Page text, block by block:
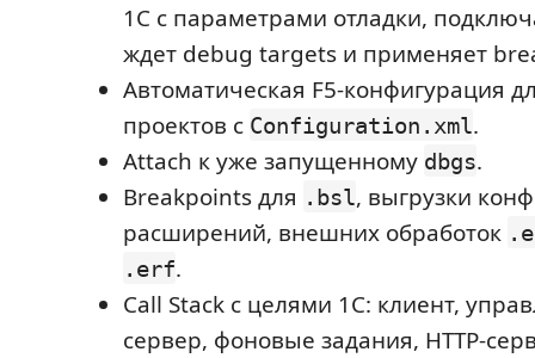
1С с параметрами отладки,
ждет debug targets и применяет
Автоматическая F5-конфигурация
проектов с Configuration.xml.
Attach к уже запущенному dbgs.
Breakpoints для .bsl, выгрузки
расширений, внешних обработок
.erf.
Call Stack с целями 1С: клиент,
сервер, фоновые задания, HTTP-